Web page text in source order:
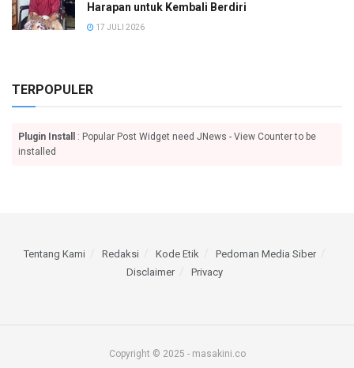
Harapan untuk Kembali Berdiri
17 JULI 2026
TERPOPULER
Plugin Install
: Popular Post Widget need JNews - View Counter to be
installed
Tentang Kami Redaksi Kode Etik
Pedoman Media Siber
Disclaimer
Privacy
Copyright © 2025 - masakini.co